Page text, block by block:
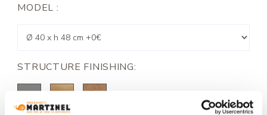
MODEL :
STRUCTURE FINISHING: